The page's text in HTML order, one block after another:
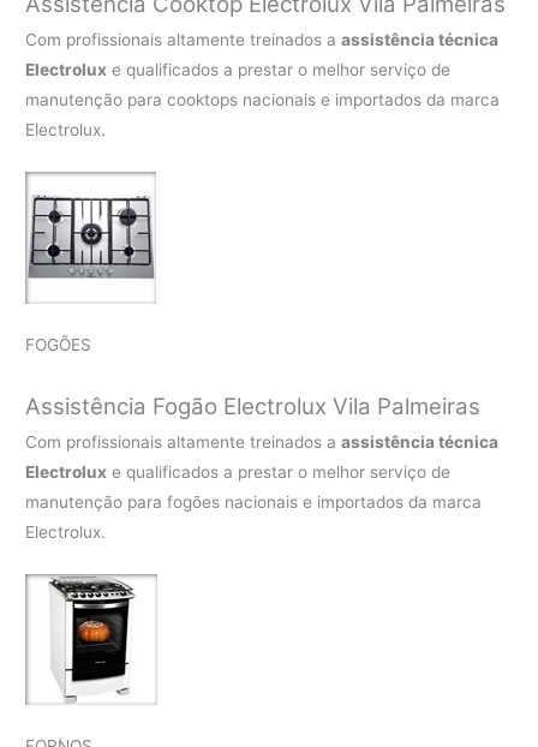
Com profissionais altamente treinados aassistência técnica
Electrolux e qualificados a prestar o melhor serviço de
manutenção para cooktops nacionais e importados da marca
Electrolux.
FOGÕES
Assistência Fogão Electrolux Vila Palmeiras
Com profissionais altamente treinados aassistência técnica
Electrolux e qualificados a prestar o melhor serviço de
manutenção para fogões nacionais e importados da marca
Electrolux.